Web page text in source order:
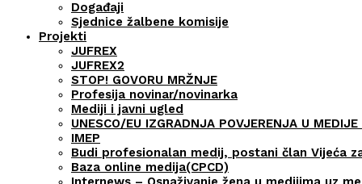
Događaji
Sjednice žalbene komisije
Projekti
JUFREX
JUFREX2
STOP! GOVORU MRŽNJE
Profesija novinar/novinarka
Mediji i javni ugled
UNESCO/EU IZGRADNJA POVJERENJA U
IMEP
Budi profesionalan medij, postani član Vijeća
Baza online medija(CPCD)